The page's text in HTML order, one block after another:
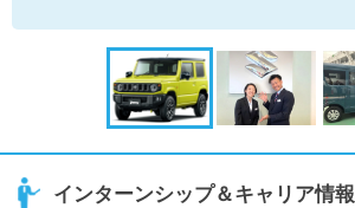
インターンシップ＆キャリア情報